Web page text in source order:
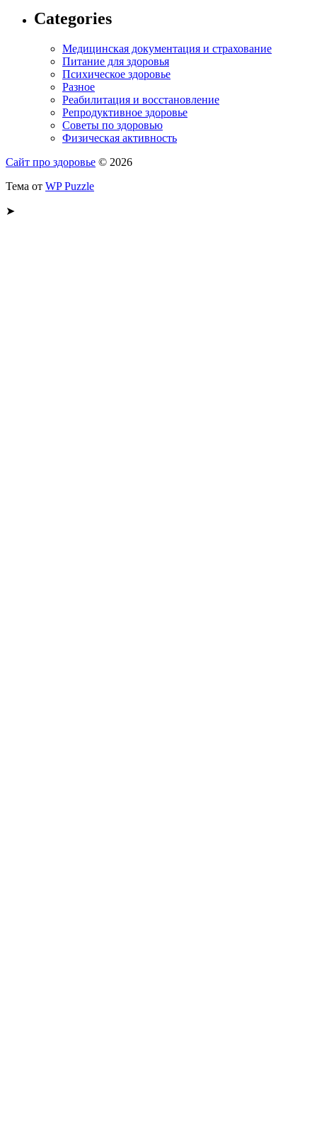
Categories
Медицинская документация и страхование
Питание для здоровья
Психическое здоровье
Разное
Реабилитация и восстановление
Репродуктивное здоровье
Советы по здоровью
Физическая активность
Сайт про здоровье © 2026
Тема от WP Puzzle
➤